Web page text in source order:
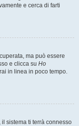
e cerca di farti
ma può essere
e clicca su Ho
in linea in poco tempo.
sistema ti terrà connesso